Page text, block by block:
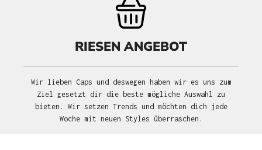
RIESEN ANGEBOT
Wir lieben Caps und deswegen haben wir es uns zum
Ziel gesetzt dir die beste mögliche Auswahl zu
bieten. Wir setzen Trends und möchten dich jede
Woche mit neuen Styles überraschen.